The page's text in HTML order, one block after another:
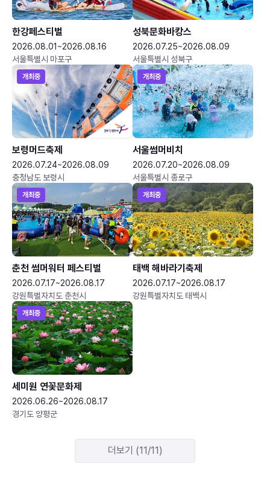
한강페스티벌
2026.08.01~2026.08.16
서울특별시 마포구
성북문화바캉스
2026.07.25~2026.08.09
서울특별시 성북구
개최중
보령머드축제
2026.07.24~2026.08.09
충청남도 보령시
개최중
서울썸머비치
2026.07.20~2026.08.09
서울특별시 종로구
개최중
춘천 썸머워터 페스티벌
2026.07.17~2026.08.17
강원특별자치도 춘천시
개최중
태백 해바라기축제
2026.07.17~2026.08.17
강원특별자치도 태백시
개최중
세미원 연꽃문화제
2026.06.26~2026.08.17
경기도 양평군
더보기 (11/11)